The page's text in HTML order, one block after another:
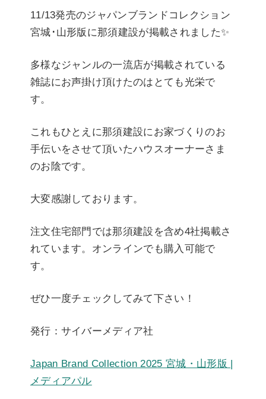
11/13発売のジャパンブランドコレクション
宮城･山形版に那須建設が掲載されました✨
多様なジャンルの一流店が掲載されている
雑誌にお声掛け頂けたのはとても光栄で
す。
これもひとえに那須建設にお家づくりのお
手伝いをさせて頂いたハウスオーナーさま
のお陰です。
大変感謝しております。
注文住宅部門では那須建設を含め4社掲載さ
れています。オンラインでも購入可能で
す。
ぜひ一度チェックしてみて下さい！
発行：サイバーメディア社
Japan Brand Collection 2025 宮城・山形版 |
メディアパル